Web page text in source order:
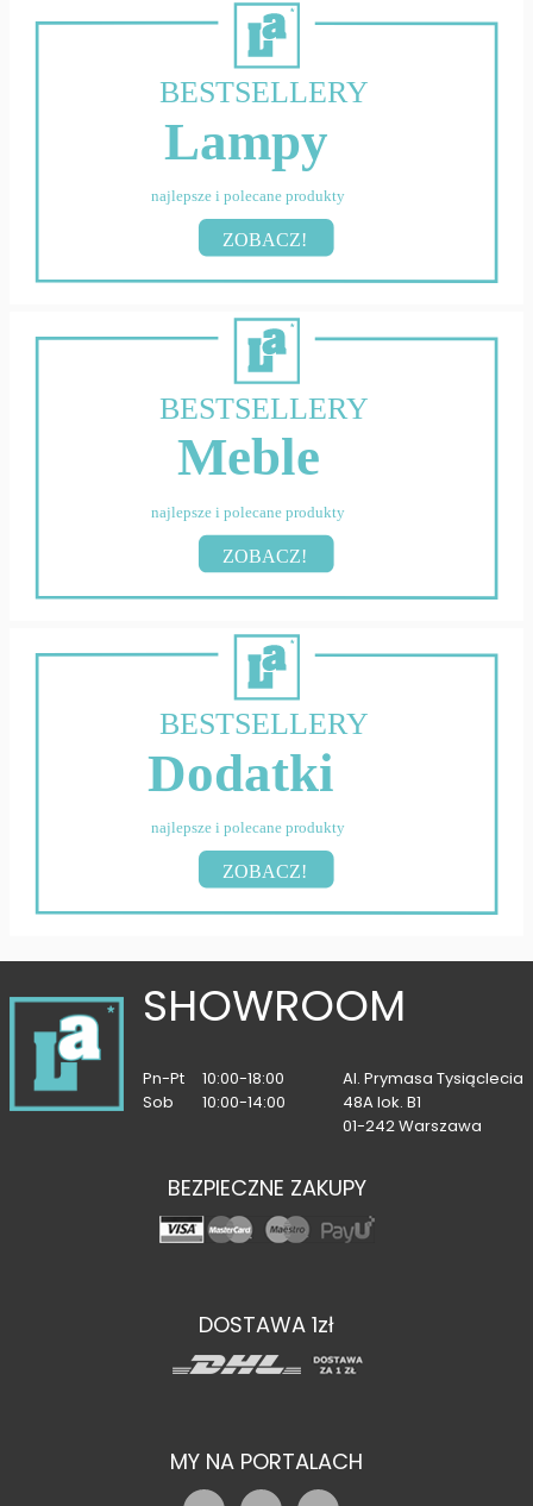
BESTSELLERY
Lampy
najlepsze i polecane produkty
ZOBACZ!
BESTSELLERY
Meble
najlepsze i polecane produkty
ZOBACZ!
BESTSELLERY
Dodatki
najlepsze i polecane produkty
ZOBACZ!
SHOWROOM
Pn-Pt
10:00-18:00
Sob
10:00-14:00
Al. Prymasa Tysiąclecia
48A lok. B1
01-242 Warszawa
BEZPIECZNE ZAKUPY
DOSTAWA 1zł
MY NA PORTALACH